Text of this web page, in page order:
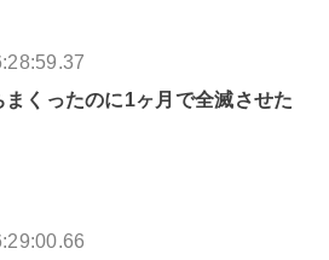
くったのに1ヶ月で全滅させた